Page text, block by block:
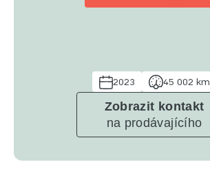
2023 45 002 km
Zobrazit kontakt
na prodávajícího